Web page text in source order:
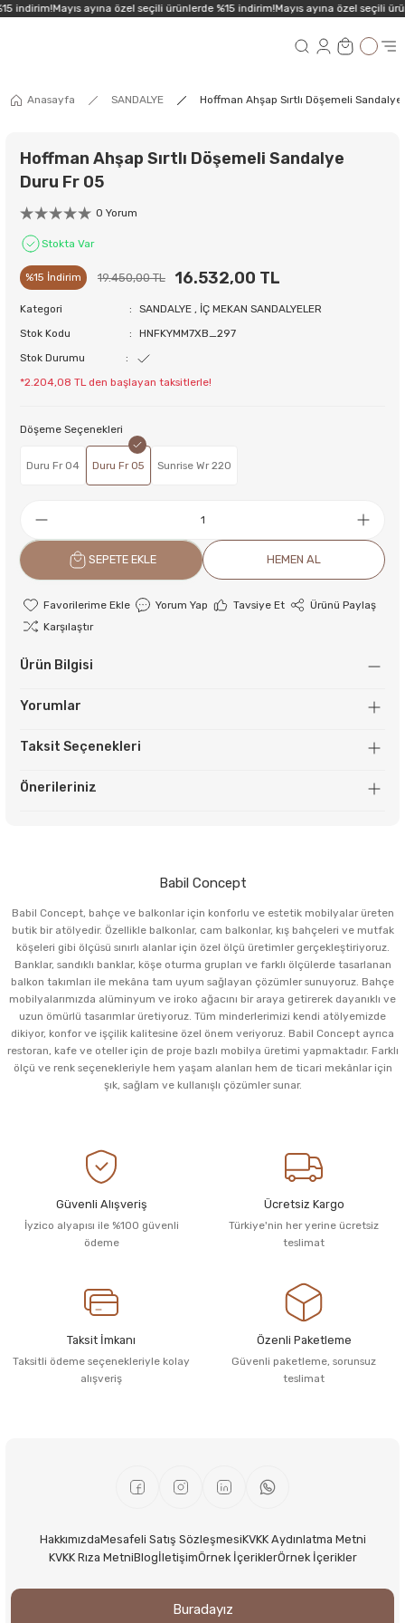
indirim!Mayıs ayına özel seçili ürünlerde %15 indirim!Mayıs ayına özel seçili
Anasayfa SANDALYE Hoffman Ahşap Sırtlı Döşemeli
Hoffman Ahşap Sırtlı Döşemeli Sandalye
Duru Fr 05
0 Yorum
Stokta Var
%15 İndirim 19.450,00 TL 16.532,00 TL
Kategori SANDALYE , İÇ MEKAN SANDALYELER
Stok Kodu
HNFKYMM7XB_297
Stok Durumu
*2.204,08 TL den başlayan taksitlerle!
Döşeme Seçenekleri
Duru Fr 04 Duru Fr 05 Sunrise Wr 220
SEPETE EKLE HEMEN AL
Yorum Yap Tavsiye Et
Ürünü Paylaş
Karşılaştır
Ürün Bilgisi
Yorumlar
Taksit Seçenekleri
Önerileriniz
Babil Concept
Babil Concept, bahçe ve balkonlar için konforlu ve estetik mobilyalar üreten
butik bir atölyedir. Özellikle balkonlar, cam balkonlar, kış bahçeleri ve mutfak
köşeleri gibi ölçüsü sınırlı alanlar için özel ölçü üretimler gerçekleştiriyoruz.
Banklar, sandıklı banklar, köşe oturma grupları ve farklı ölçülerde tasarlanan
balkon takımları ile mekâna tam uyum sağlayan çözümler sunuyoruz. Bahçe
mobilyalarımızda alüminyum ve iroko ağacını bir araya getirerek dayanıklı ve
uzun ömürlü tasarımlar üretiyoruz. Tüm minderlerimizi kendi atölyemizde
dikiyor, konfor ve işçilik kalitesine özel önem veriyoruz. Babil Concept ayrıca
restoran, kafe ve oteller için de proje bazlı mobilya üretimi yapmaktadır. Farklı
ölçü ve renk seçenekleriyle hem yaşam alanları hem de ticari mekânlar için
şık, sağlam ve kullanışlı çözümler sunar.
Güvenli Alışveriş
İyzico alyapısı ile %100 güvenli
ödeme
Ücretsiz Kargo
Türkiye'nin her yerine ücretsiz
teslimat
Taksit İmkanı
Taksitli ödeme seçenekleriyle kolay
alışveriş
Özenli Paketleme
Güvenli paketleme, sorunsuz
teslimat
HakkımızdaMesafeli Satış SözleşmesiKVKK Aydınlatma Metni
KVKK Rıza MetniBlogİletişimÖrnek İçeriklerÖrnek İçerikler
Buradayız